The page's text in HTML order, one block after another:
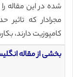
شده در این
مجرادار که
کامپوزیت دارند،
بخشی از مقاله